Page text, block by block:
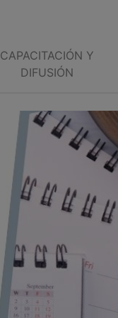
CAPACITACIÓN Y
DIFUSIÓN